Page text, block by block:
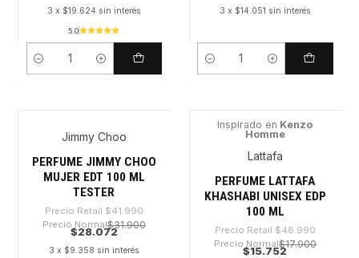
3 x $19.624 sin interés
5.0
Cantidad
3 x $14.051 sin interés
Cantidad
-33%Jimmy Choo
PERFUME JIMMY CHOO
MUJER EDT 100 ML
TESTER
Precio Retail $41.990
Precio Normal$31.900
$28.072
3 x $9.358 sin interés
Inspirado en Kenzo
Homme
Lattafa
PERFUME LATTAFA
KHASHABI UNISEX EDP
100 ML
Precio Retail $48.990
Precio Normal$17.900
$15.752